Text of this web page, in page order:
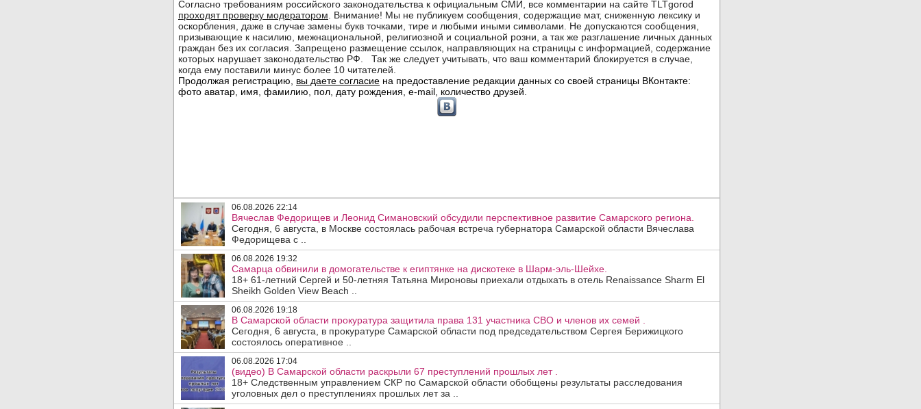
06.08.2026 22:14
Вячеслав Федорищев и Леонид Симановский обсудили перспективное развитие Самарского региона.
Сегодня, 6 августа, в Москве состоялась рабочая встреча губернатора Самарской области Вячеслава
Федорищева с ..
06.08.2026 19:32
Самарца обвинили в домогательстве к египтянке на дискотеке в Шарм-эль-Шейхе.
18+ 61-летний Сергей и 50-летняя Татьяна Мироновы приехали отдыхать в отель Renaissance Sharm El
Sheikh Golden View Beach ..
06.08.2026 19:18
В Самарской области прокуратура защитила права 131 участника СВО и членов их семей .
Сегодня, 6 августа, в прокуратуре Самарской области под председательством Сергея Берижицкого
состоялось оперативное ..
06.08.2026 17:04
(видео) В Самарской области раскрыли 67 преступлений прошлых лет .
18+ Следственным управлением СКР по Самарской области обобщены результаты расследования
уголовных дел о преступлениях прошлых лет за ..